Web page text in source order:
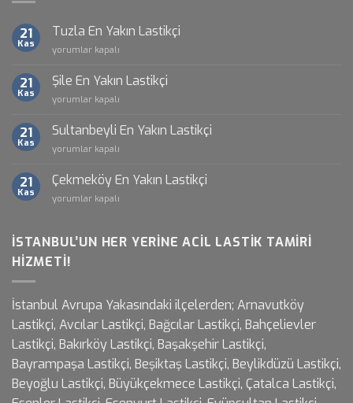
21
Kas
Tuzla En Yakın Lastikçi
Tuzla
Yakın
Lastikçi
için
yorumlar kapalı
21
Kas
Şile En Yakın Lastikçi
Şile
Yakın
için
yorumlar kapalı
21
Kas
Sultanbeyli En Yakın Lastikçi
Sultanbeyli
Yakın
Lastikçi
için
yorumlar kapalı
21
Kas
Çekmeköy En Yakın Lastikçi
Çekmeköy
Lastikçi
için
yorumlar kapalı
İSTANBUL’UN HER YERINE ACIL LASTIK TAMIRI
HIZMETI!
İstanbul Avrupa Yakasındaki ilçelerden; Arnavutköy
Lastikçi, Avcılar Lastikçi, Bağcılar Lastikçi, Bahçelievler
Lastikçi, Bakırköy Lastikçi, Başakşehir Lastikçi,
Bayrampaşa Lastikçi, Beşiktaş Lastikçi, Beylikdüzü Lastikçi,
Beyoğlu Lastikçi, Büyükçekmece Lastikçi, Çatalca Lastikçi,